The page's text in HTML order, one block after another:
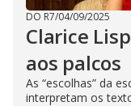
DO R7/04/09/2025
Clarice
aos palcos
As “escolhas” da
interpretam os